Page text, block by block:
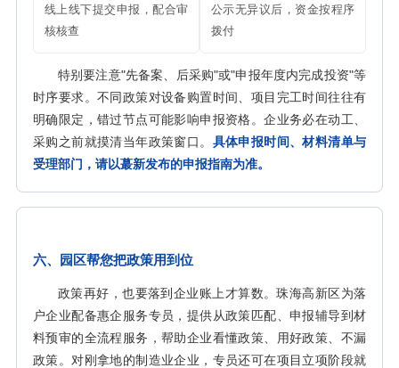
线上线下提交申报，配合审
核核查
公示无异议后，资金按程序
拨付
特别要注意"先备案、后采购"或"申报年度内完成投资"等
时序要求。不同政策对设备购置时间、项目完工时间往往有
明确限定，错过节点可能影响申报资格。企业务必在动工、
采购之前就摸清当年政策窗口。 具体申报时间、材料清单与
受理部门，请以蕞新发布的申报指南为准。
六、园区帮您把政策用到位
政策再好，也要落到企业账上才算数。珠海高新区为落
户企业配备惠企服务专员，提供从政策匹配、申报辅导到材
料预审的全流程服务，帮助企业看懂政策、用好政策、不漏
政策。对刚拿地的制造业企业，专员还可在项目立项阶段就